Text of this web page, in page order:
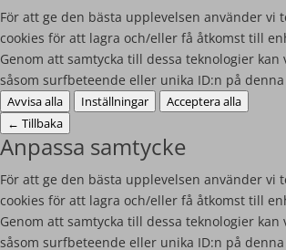
För att ge den bästa upplevelsen använder vi
cookies för att lagra och/eller få åtkomst till
Genom att samtycka till dessa teknologier kan
såsom surfbeteende eller unika ID:n på
Avvisa alla Inställningar
Acceptera alla
← Tillbaka
Anpassa samtycke
För att ge den bästa upplevelsen använder vi
cookies för att lagra och/eller få åtkomst till
Genom att samtycka till dessa teknologier kan
såsom surfbeteende eller unika ID:n på